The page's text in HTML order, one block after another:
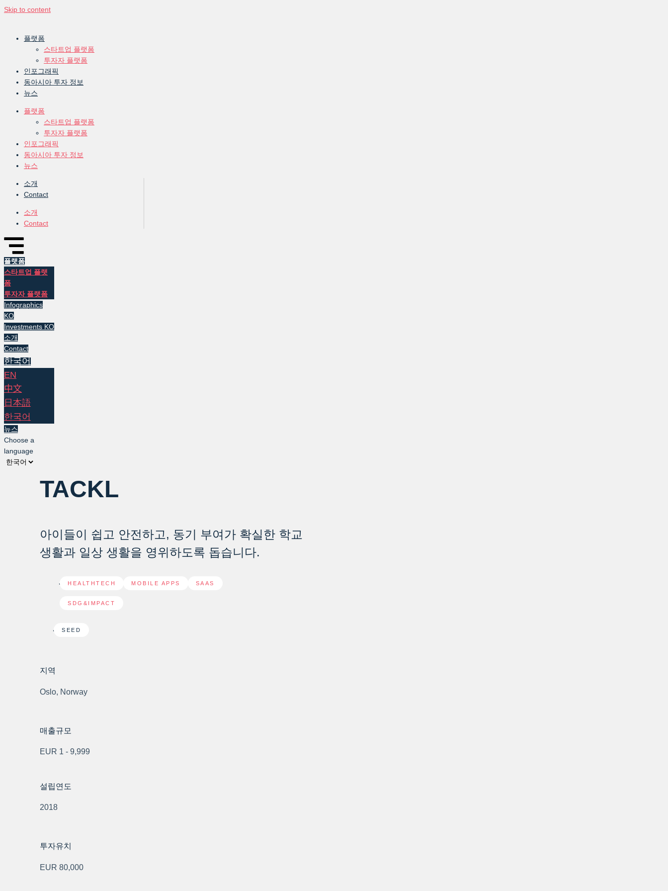
Skip to content
플랫폼
스타트업 플랫폼
투자자 플랫폼
인포그래픽
동아시아 투자 정보
뉴스
플랫폼
스타트업 플랫폼
투자자 플랫폼
인포그래픽
동아시아 투자 정보
뉴스
소개
Contact
소개
Contact
플랫폼
스타트업 플랫
폼
투자자 플랫폼
Infographics
KO
Investments KO
소개
Contact
한국어
EN
中文
日本語
한국어
뉴스
Choose a
language
TACKL
아이들이 쉽고 안전하고, 동기 부여가 확실한 학교
생활과 일상 생활을 영위하도록 돕습니다.
HEALTHTECH MOBILE APPS SAAS
SDG&IMPACT
SEED
지역
Oslo, Norway
매출규모
EUR 1 - 9,999
설립연도
2018
투자유치
EUR 80,000